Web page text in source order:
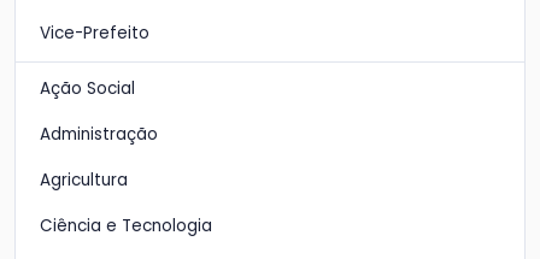
Vice-Prefeito
Ação Social
Administração
Agricultura
Ciência e Tecnologia